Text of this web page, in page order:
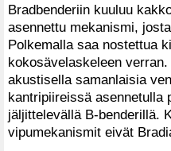
Bradbenderiin kuuluu
asennettu mekanismi,
Polkemalla saa nostettua
kokosävelaskeleen
akustisella samanlaisia
kantripiireissä asennetulla
jäljittelevällä B-benderillä.
vipumekanismit eivät